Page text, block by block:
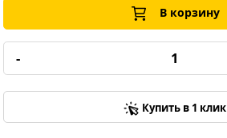
В корзину
-
Купить в 1 клик